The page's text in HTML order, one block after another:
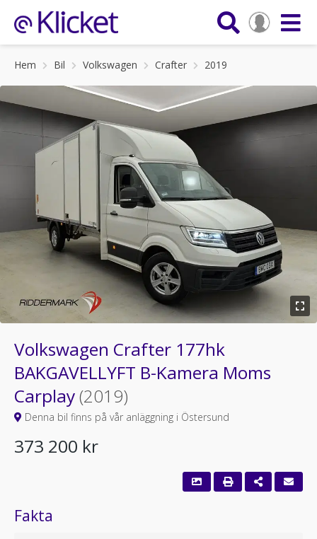
Hem Bil Volkswagen Crafter 2019
Volkswagen Crafter 177hk
BAKGAVELLYFT B-Kamera Moms
Carplay(2019)
Denna bil finns på vår anläggning i Östersund
373 200 kr
Fakta